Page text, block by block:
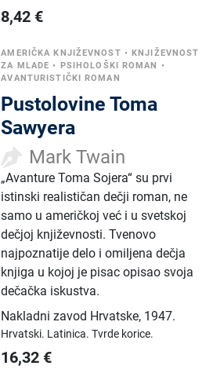
8,42 €
AMERIČKA KNJIŽEVNOST •KNJIŽEVNOST
ZA MLADE • PSIHOLOŠKI ROMAN •
AVANTURISTIČKI ROMAN
Pustolovine Toma
Sawyera
Mark Twain
„Avanture Toma Sojera“ su prvi
istinski realističan dečji roman, ne
samo u američkoj već i u svetskoj
dečjoj književnosti. Tvenovo
najpoznatije delo i omiljena dečja
knjiga u kojoj je pisac opisao svoja
dečačka iskustva.
Nakladni zavod Hrvatske, 1947.
Hrvatski. Latinica.Tvrde korice.
16,32 €